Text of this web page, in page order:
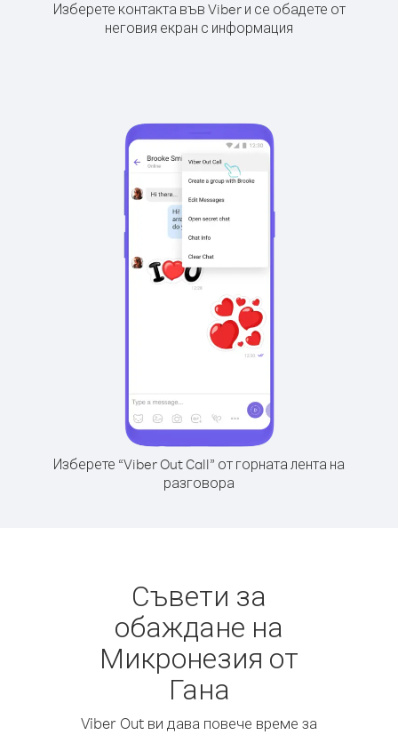
Изберете контакта във Viber и се обадете от
неговия екран с информация
Изберете “Viber Out Call” от горната лента на
разговора
Съвети за
обаждане на
Микронезия от
Гана
Viber Out ви дава повече време за